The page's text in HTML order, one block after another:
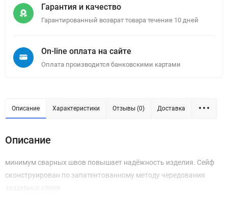
Гарантия и качество
Гарантированный возврат товара течение 10 дней
On-line оплата на сайте
Оплата производится банковскими картами
Описание Характеристики Отзывы (0) Доставка
Описание
минимум сварных швов повышает надёжность изделия. Сейф
сконструирован по запатентованному методу чередования
защитных слоёв.